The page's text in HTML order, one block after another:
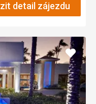
detail zájezdu
Přidat
do